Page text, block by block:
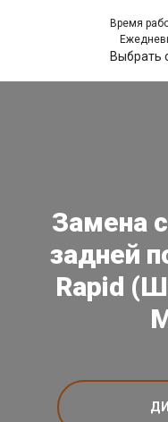
Время
Выбрать
Замена
задней
Rapid